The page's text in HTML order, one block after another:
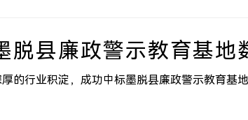
脱县廉政警示教育基地
的行业积淀，成功中标墨脱县廉政警示教育基